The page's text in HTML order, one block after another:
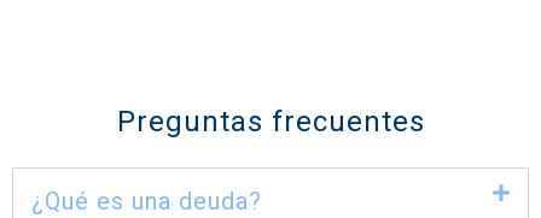
Preguntas frecuentes
¿Qué es una deuda?